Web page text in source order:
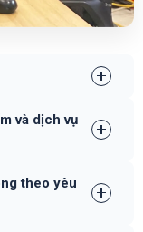
và dịch vụ
theo yêu